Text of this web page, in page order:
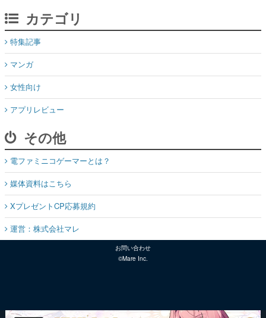
カテゴリ
特集記事
マンガ
女性向け
アプリレビュー
その他
電ファミニコゲーマーとは？
媒体資料はこちら
XプレゼントCP応募規約
運営：株式会社マレ
お問い合わせ
©Mare Inc.